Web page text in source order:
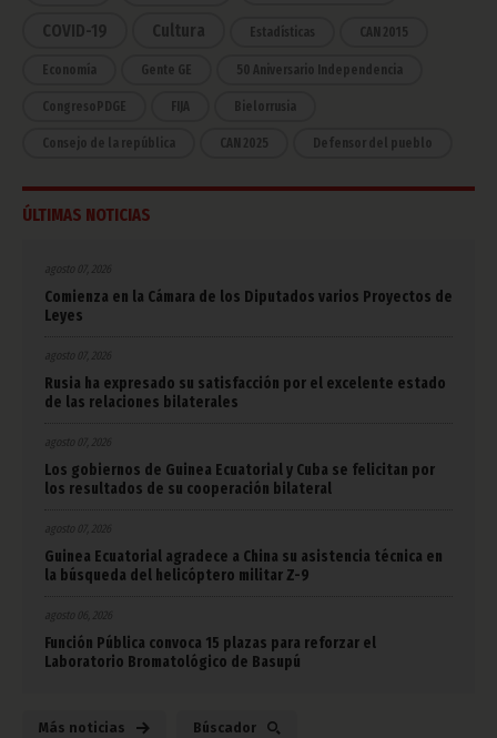
COVID-19 Cultura Estadísticas CAN 2015
Economía Gente GE 50 Aniversario Independencia
CongresoPDGE FIJA Bielorrusia
Consejo de la república CAN 2025 Defensor del pueblo
ÚLTIMAS NOTICIAS
agosto 07, 2026
Comienza en la Cámara de los Diputados varios Proyectos de
Leyes
agosto 07, 2026
Rusia ha expresado su satisfacción por el excelente estado
de las relaciones bilaterales
agosto 07, 2026
Los gobiernos de Guinea Ecuatorial y Cuba se felicitan por
los resultados de su cooperación bilateral
agosto 07, 2026
Guinea Ecuatorial agradece a China su asistencia técnica en
la búsqueda del helicóptero militar Z-9
agosto 06, 2026
Función Pública convoca 15 plazas para reforzar el
Laboratorio Bromatológico de Basupú
Más noticias Búscador